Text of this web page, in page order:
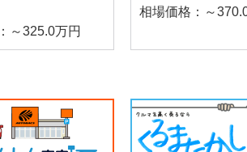
～325.0万円
相場価格：～